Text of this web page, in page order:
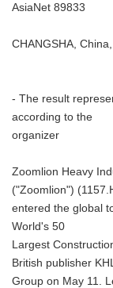
AsiaNet 89833
CHANGSHA,
- The result
according to the
organizer
Zoomlion Heavy
("Zoomlion")
entered the global
World's 50
Largest
British publisher
Group on May 11.